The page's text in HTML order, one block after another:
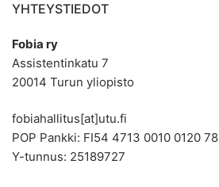
YHTEYSTIEDOT
Fobia ry
Assistentinkatu 7
20014 Turun yliopisto
fobiahallitus[at]utu.fi
POP Pankki: FI54 4713 0010 0120 78
Y-tunnus: 25189727